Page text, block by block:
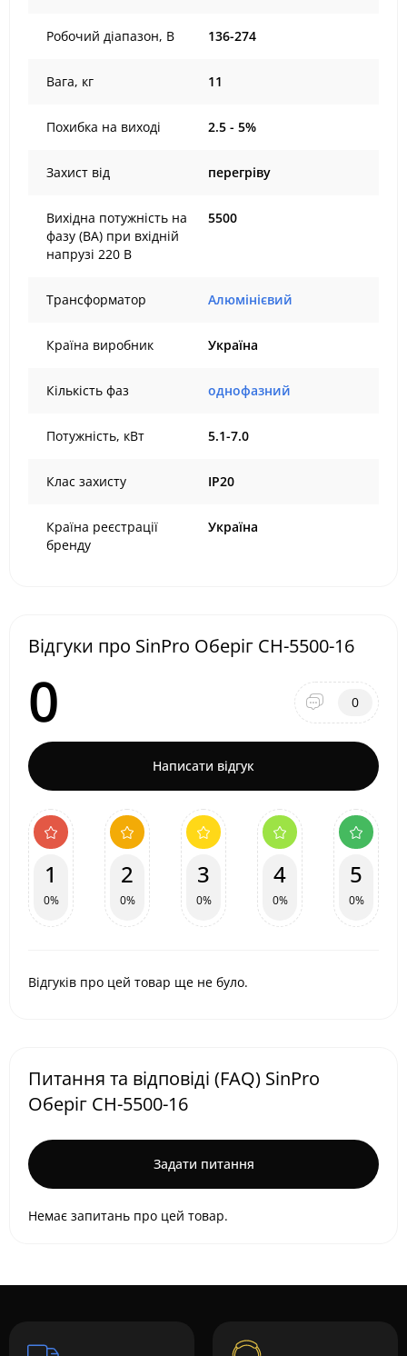
Робочий діапазон, В 136-274
Вага, кг 11
Похибка на виході 2.5 - 5%
Захист від перегріву
Вихідна потужність на
фазу (ВА) при вхідній
напрузі 220 В
5500
Трансформатор Алюмінієвий
Країна виробник Україна
Кількість фаз однофазний
Потужність, кВт 5.1-7.0
Клас захисту IP20
Країна реєстрації
бренду
Україна
Відгуки про SinPro Оберіг СН-5500-16
0 0
Написати відгук
1
0%
2
0%
3
0%
4
0%
5
0%
Відгуків про цей товар ще не було.
Питання та відповіді (FAQ) SinPro
Оберіг СН-5500-16
Задати питання
Немає запитань про цей товар.